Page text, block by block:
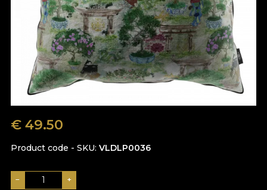
€ 49.50
Product code - SKU VLDLP0036
− +